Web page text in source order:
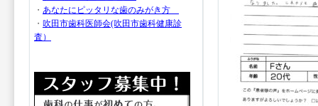
・ あなたにピッタリな歯のみがき方
・ 吹田市歯科医師会(吹田市歯科健康診
査）